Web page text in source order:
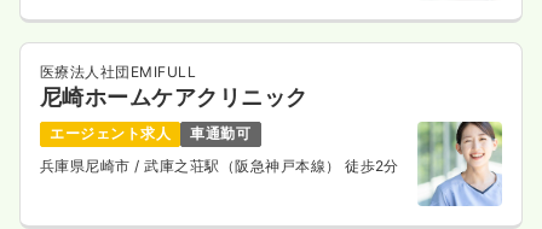
医療法人社団EMIFULL
尼崎ホームケアクリニック
エージェント求人
車通勤可
兵庫県尼崎市 / 武庫之荘駅（阪急神戸本線） 徒歩2分